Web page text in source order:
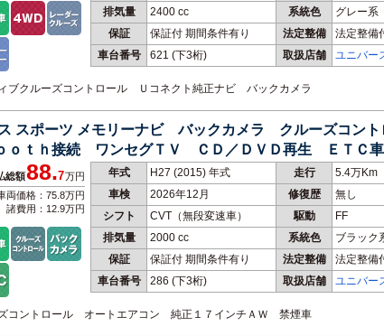
排気量
2400 cc 系統色
グレー系
保証
保証付 期間条件有り 法定整備
法定整備
車台番号
621 (下3桁) 取扱店舗 ユニバ
ブクルーズコントロール Ｕコネクト純正ナビ バックカメラ
スポーツ メモリーナビ バックカメラ クルーズコン
ｏｔｈ接続 ワンセグＴＶ ＣＤ／ＤＶＤ再生 ＥＴＣ
年式 H27 (2015) 年式 走行
5.4万Km
車検
2026年12月 修復歴
無し
シフト
CVT（無段変速車） 駆動
FF
排気量
2000 cc 系統色
ブラック
保証
保証付 期間条件有り 法定整備
法定整備
車台番号
286 (下3桁) 取扱店舗 ユニバ
総額88.7万円
両価格：75.8万円
諸費用：12.9万円
コントロール オートエアコン 純正１７インチＡＷ 禁煙車